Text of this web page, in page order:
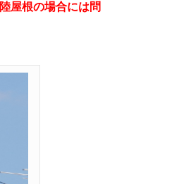
屋根の場合には問